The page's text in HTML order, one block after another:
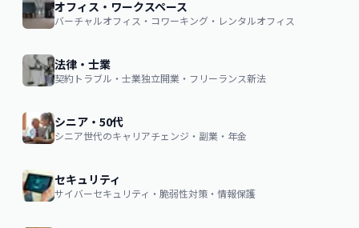
オフィス・ワークスペース
バーチャルオフィス・コワーキング・レンタルオフィス
法律・士業
契約トラブル・士業独立開業・フリーランス新法
シニア・50代
シニア世代のキャリアチェンジ・副業・年金
セキュリティ
サイバーセキュリティ・脆弱性対策・情報保護